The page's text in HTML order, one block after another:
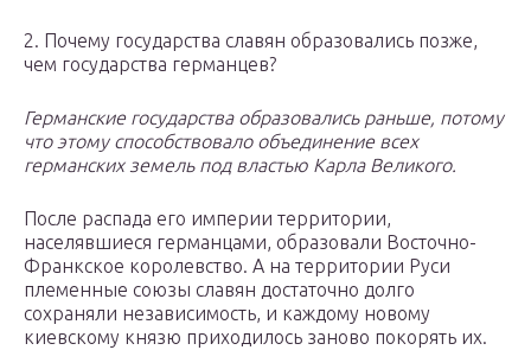
2. Почему государства славян образовались позже,
чем государства германцев?
Германские государства образовались раньше, потому
что этому способствовало объединение всех
германских земель под властью Карла Великого.
После распада его империи территории,
населявшиеся германцами, образовали Восточно-
Франкское королевство. А на территории Руси
племенные союзы славян достаточно долго
сохраняли независимость, и каждому новому
киевскому князю приходилось заново покорять их.